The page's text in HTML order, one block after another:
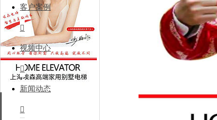
客户案例

视频中心

新闻动态
